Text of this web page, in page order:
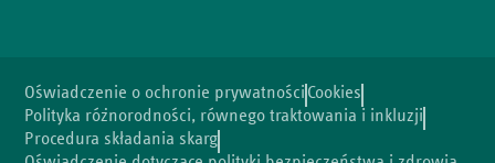
Oświadczenie o ochronie prywatności Cookies
Polityka różnorodności, równego traktowania i inkluzji
Procedura składania skarg